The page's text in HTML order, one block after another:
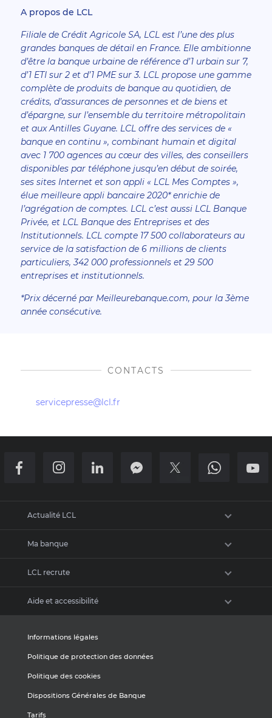
A propos de LCL
Filiale de Crédit Agricole SA, LCL est l’une des plus
grandes banques de détail en France. Elle ambitionne
d’être la banque urbaine de référence d’1 urbain sur 7,
d’1 ETI sur 2 et d’1 PME sur 3. LCL propose une gamme
complète de produits de banque au quotidien, de
crédits, d’assurances de personnes et de biens et
d’épargne, sur l’ensemble du territoire métropolitain
et aux Antilles Guyane. LCL offre des services de «
banque en continu », combinant humain et digital
avec 1 700 agences au cœur des villes, des conseillers
disponibles par téléphone jusqu’en début de soirée,
ses sites Internet et son appli « LCL Mes Comptes »,
élue meilleure appli bancaire 2020* enrichie de
l’agrégation de comptes. LCL c’est aussi LCL Banque
Privée, et LCL Banque des Entreprises et des
Institutionnels. LCL compte 17 500 collaborateurs au
service de la satisfaction de 6 millions de clients
particuliers, 342 000 professionnels et 29 500
entreprises et institutionnels.
*Prix décerné par Meilleurebanque.com, pour la 3ème
année consécutive.
CONTACTS
servicepresse@lcl.fr
Actualité LCL
Newsroom
Communiqués de presse
Charte graphique
Ma banque
Numéros utiles
LCL recrute
Nos offres d'emploi
Aide et accessibilité
Accès malentendants et sourds
Questions fréquentes
Médiation
Informations légales
Politique de protection des données
Politique des cookies
Dispositions Générales de Banque
Tarifs